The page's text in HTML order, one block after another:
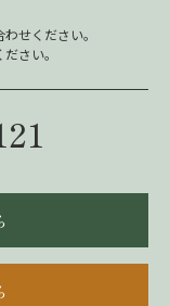
せください。
さい。